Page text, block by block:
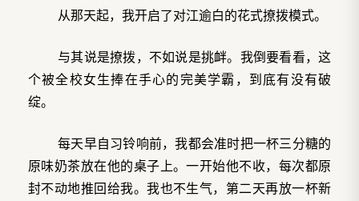
从那天起，我开启了对江逾白的花式撩拨模式。
与其说是撩拨，不如说是挑衅。我倒要看看，这
个被全校女生捧在手心的完美学霸，到底有没有破
绽。
每天早自习铃响前，我都会准时把一杯三分糖的
原味奶茶放在他的桌子上。一开始他不收，每次都原
封不动地推回给我。我也不生气，第二天再放一杯新